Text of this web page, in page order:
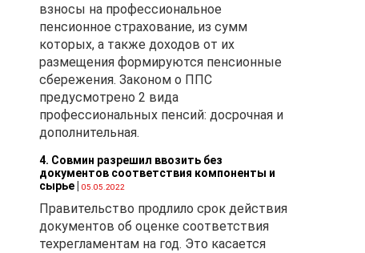
взносы на профессиональное
пенсионное страхование, из сумм
которых, а также доходов от их
размещения формируются пенсионные
сбережения. Законом о ППС
предусмотрено 2 вида
профессиональных пенсий: досрочная и
дополнительная.
4. Совмин разрешил ввозить без
документов соответствия компоненты и
сырье| 05.05.2022
Правительство продлило срок действия
документов об оценке соответствия
техрегламентам на год. Это касается